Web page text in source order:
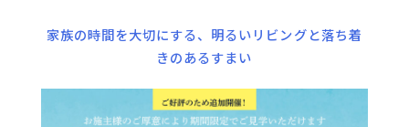
家族の時間を大切にする、明るいリビングと落ち着
きのあるすまい